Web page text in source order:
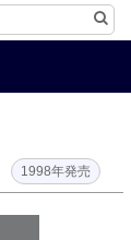
1998年発売